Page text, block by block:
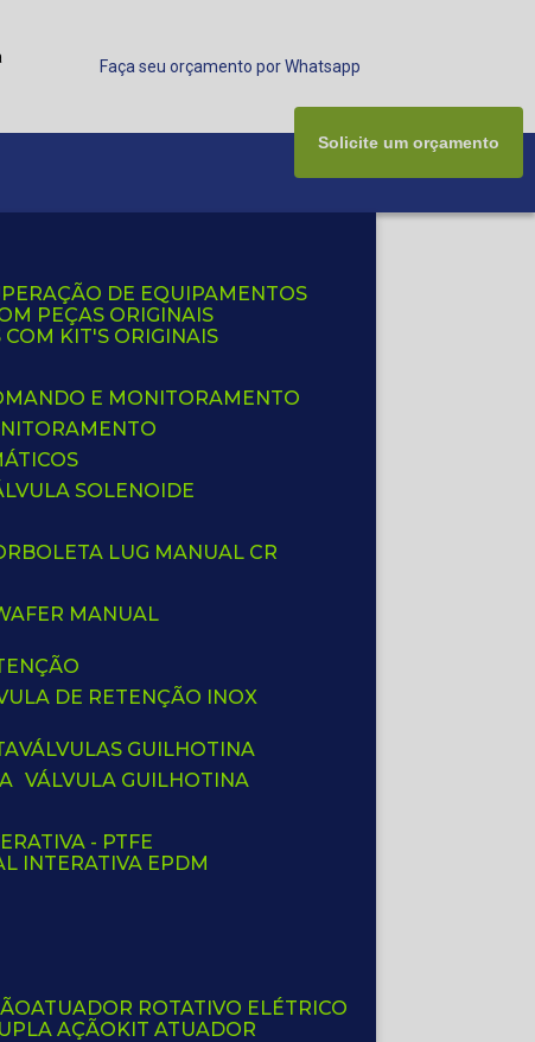
Faça seu orçamento por Whatsapp
DE EQUIPAMENTOS
PEÇAS ORIGINAIS
COM KIT'S ORIGINAIS
E MONITORAMENTO
SOLENOIDE
LUG MANUAL CR
MANUAL
DE RETENÇÃO INOX
VÁLVULAS GUILHOTINA
VÁLVULA GUILHOTINA
- PTFE
INTERATIVA EPDM
ATUADOR ROTATIVO ELÉTRICO
AÇÃO
KIT ATUADOR
Solicite um orçamento